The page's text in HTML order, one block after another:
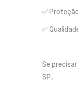
✅
✅
Se precisar
SP..